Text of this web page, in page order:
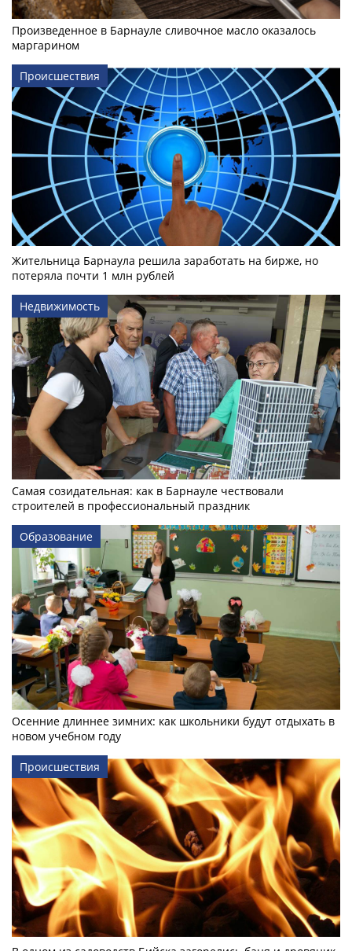
Произведенное в Барнауле сливочное масло оказалось
маргарином
Происшествия
Жительница Барнаула решила заработать на бирже, но
потеряла почти 1 млн рублей
Недвижимость
Самая созидательная: как в Барнауле чествовали
строителей в профессиональный праздник
Образование
Осенние длиннее зимних: как школьники будут отдыхать в
новом учебном году
Происшествия